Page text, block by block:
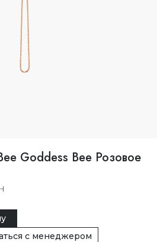
Goddess Bee Розовое
с менеджером